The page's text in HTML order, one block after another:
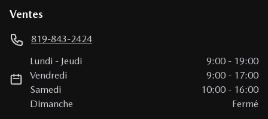
Ventes
819-843-2424
Lundi - Jeudi 9:00 - 19:00
Vendredi
9:00 - 17:00
Samedi
10:00 - 16:00
Dimanche
Fermé